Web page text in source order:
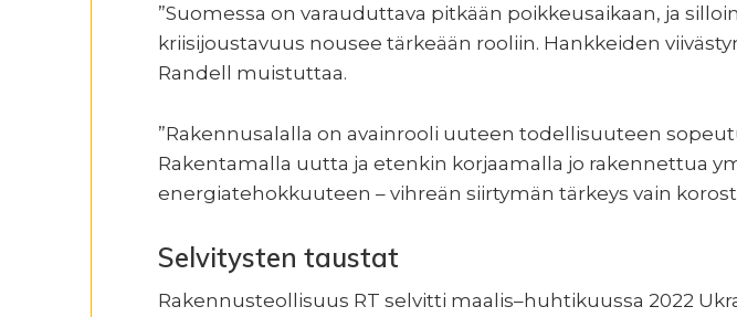
”Suomessa on varauduttava pitkään poikkeusaikaan, ja
kriisijoustavuus nousee tärkeään rooliin. Hankkeiden
Randell muistuttaa.
”Rakennusalalla on avainrooli uuteen todellisuuteen
Rakentamalla uutta ja etenkin korjaamalla jo rakennettua
energiatehokkuuteen – vihreän siirtymän tärkeys vain
Selvitysten taustat
Rakennusteollisuus RT selvitti maalis–huhtikuussa 2022